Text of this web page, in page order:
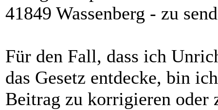
41849 Wassenberg - zu
Für den Fall, dass ich
das Gesetz entdecke, bin
Beitrag zu korrigieren oder